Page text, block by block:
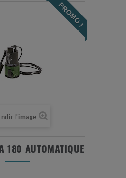
PROMO !
l'image
180 AUTOMATIQUE